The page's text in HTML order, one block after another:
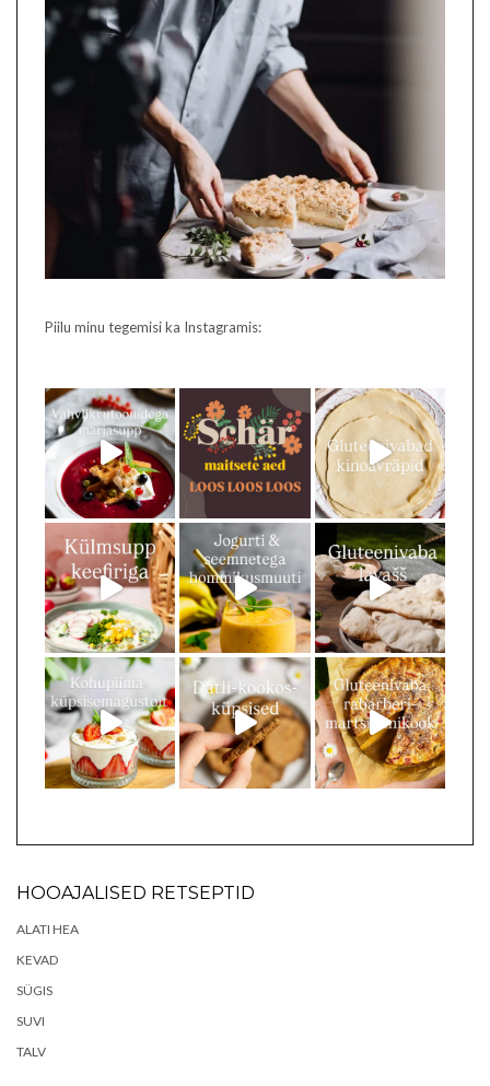
Piilu minu tegemisi ka Instagramis:
HOOAJALISED RETSEPTID
ALATI HEA
KEVAD
SÜGIS
SUVI
TALV